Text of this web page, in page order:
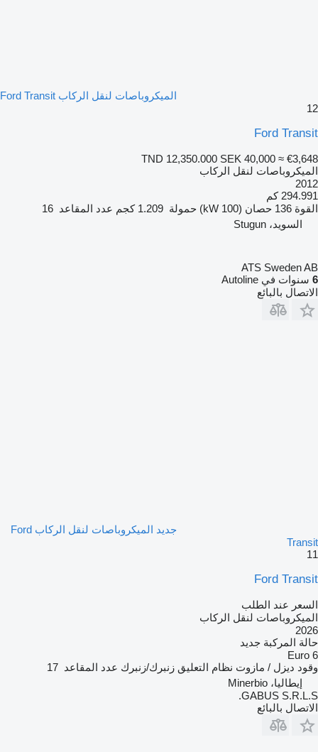
الميكروباصات لنقل الركاب Ford Transit
12
Ford Transit
TND 12,350.000 SEK 40,000 ≈ €3,648
الميكروباصات لنقل الركاب
2012
294.991 كم
القوة 136 حصان (100 kW) حمولة 1.209 كجم عدد المقاعد 16
السويد، Stugun
ATS Sweden AB
6 سنوات في Autoline
الاتصال بالبائع
جديد الميكروباصات لنقل الركاب Ford
Transit
11
Ford Transit
السعر عند الطلب
الميكروباصات لنقل الركاب
2026
حالة المركبة جديد
Euro 6
وقود ديزل / مازوت نظام التعليق زنبرك/زنبرك عدد المقاعد 17
إيطاليا، Minerbio
GABUS S.R.L.S.
الاتصال بالبائع